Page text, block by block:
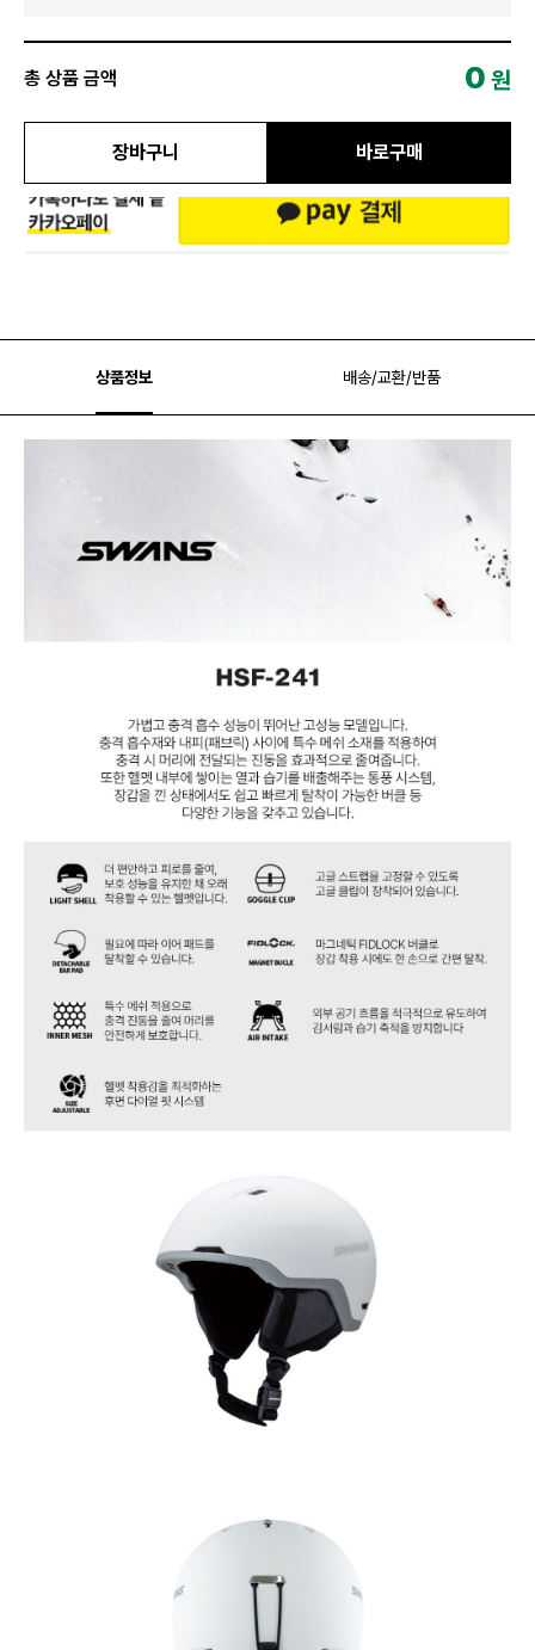
총 상품 금액 0 원
장바구니 바로구매
상품정보 배송/교환/반품